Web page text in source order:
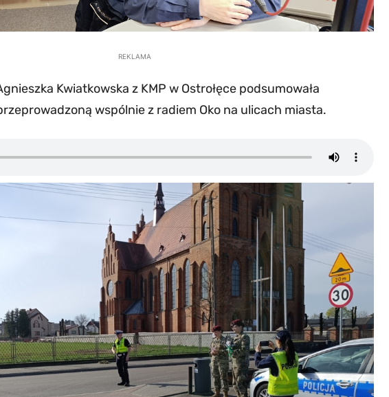
REKLAMA
Kwiatkowska z KMP w Ostrołęce podsumowała
wspólnie z radiem Oko na ulicach miasta.